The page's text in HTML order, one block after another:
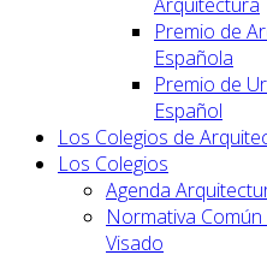
Premio de
Española
Premio de
Español
Los Colegios de
Los Colegios
Agenda
Normativa Común
Visado